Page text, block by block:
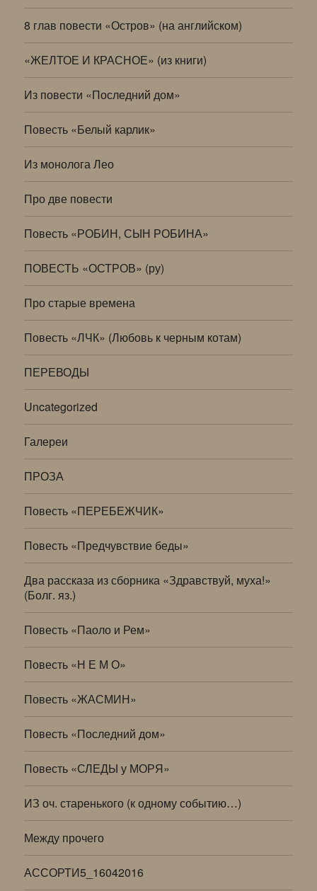
8 глав повести «Остров» (на английском)
«ЖЕЛТОЕ И КРАСНОЕ» (из книги)
Из повести «Последний дом»
Повесть «Белый карлик»
Из монолога Лео
Про две повести
Повесть «РОБИН, СЫН РОБИНА»
ПОВЕСТЬ «ОСТРОВ» (ру)
Про старые времена
Повесть «ЛЧК» (Любовь к черным котам)
ПЕРЕВОДЫ
Uncategorized
Галереи
ПРОЗА
Повесть «ПЕРЕБЕЖЧИК»
Повесть «Предчувствие беды»
Два рассказа из сборника «Здравствуй, муха!»
(Болг. яз.)
Повесть «Паоло и Рем»
Повесть «Н Е М О»
Повесть «ЖАСМИН»
Повесть «Последний дом»
Повесть «СЛЕДЫ у МОРЯ»
ИЗ оч. старенького (к одному событию…)
Между прочего
АССОРТИ5_16042016